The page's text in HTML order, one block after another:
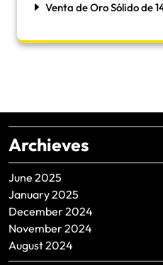
Venta de Oro Sólido de
Archieves
June 2025
January 2025
December 2024
November 2024
August 2024